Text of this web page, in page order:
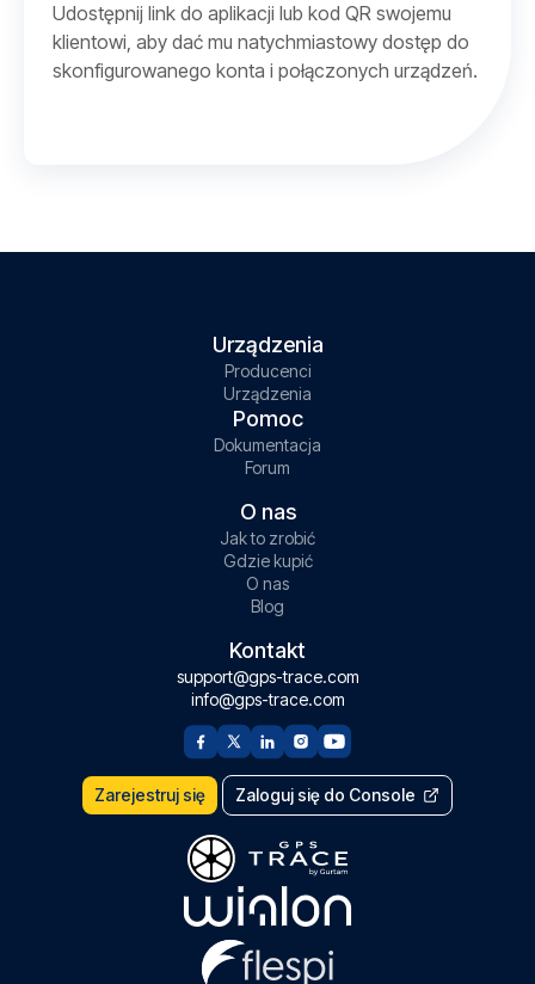
Udostępnij link do aplikacji lub kod QR swojemu
klientowi, aby dać mu natychmiastowy dostęp do
skonfigurowanego konta i połączonych urządzeń.
Urządzenia
Producenci
Urządzenia
Pomoc
Dokumentacja
Forum
O nas
Jak to zrobić
Gdzie kupić
O nas
Blog
Kontakt
support@gps-trace.com
info@gps-trace.com
Zarejestruj się Zaloguj się do Console